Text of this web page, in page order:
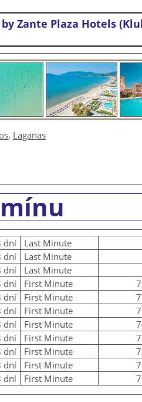
Zante Plaza Hotels
, Laganas
dní
Last Minute
dní
Last Minute
dní
Last Minute
dní First Minute
dní First Minute
dní First Minute
dní First Minute
dní First Minute
dní First Minute
dní First Minute
dní First Minute